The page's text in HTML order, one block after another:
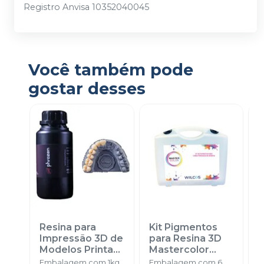
Registro Anvisa 10352040045
Você também pode
gostar desses
Resina para
Impressão 3D de
Modelos PrintaX
Phrozen WW
Kit Pigmentos
para Resina 3D
Mastercolor
Gengival-